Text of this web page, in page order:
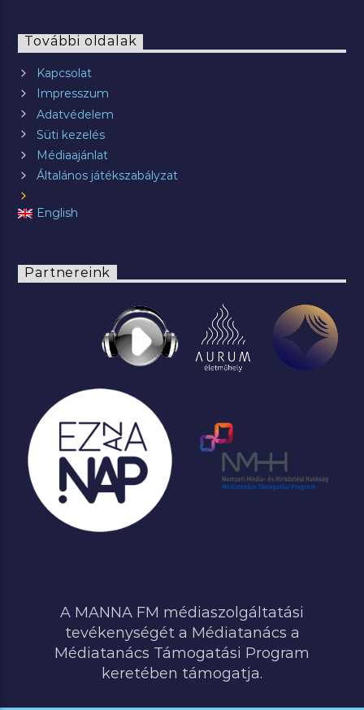
További oldalak
Kapcsolat
Impresszum
Adatvédelem
Süti kezelés
Médiaajánlat
Általános játékszabályzat
English
Partnereink
A MANNA FM médiaszolgáltatási
tevékenységét a Médiatanács a
Médiatanács Támogatási Program
keretében támogatja.